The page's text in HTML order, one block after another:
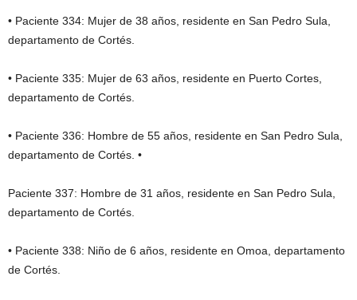
• Paciente 334: Mujer de 38 años, residente en San Pedro Sula,
departamento de Cortés.
• Paciente 335: Mujer de 63 años, residente en Puerto Cortes,
departamento de Cortés.
• Paciente 336: Hombre de 55 años, residente en San Pedro Sula,
departamento de Cortés. •
Paciente 337: Hombre de 31 años, residente en San Pedro Sula,
departamento de Cortés.
• Paciente 338: Niño de 6 años, residente en Omoa, departamento
de Cortés.